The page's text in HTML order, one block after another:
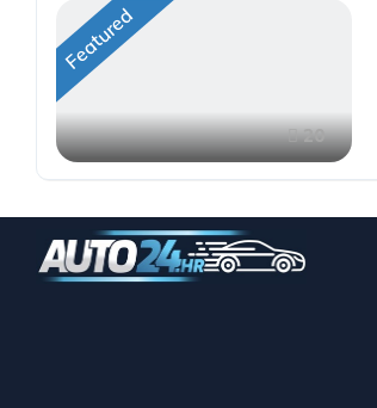
Featured
20